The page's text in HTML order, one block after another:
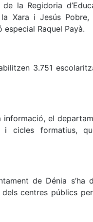
la Regidoria
Xara i Jesús
especial Raquel Payà.
3.751
el
i cicles formatius,
de Dénia
centres públics